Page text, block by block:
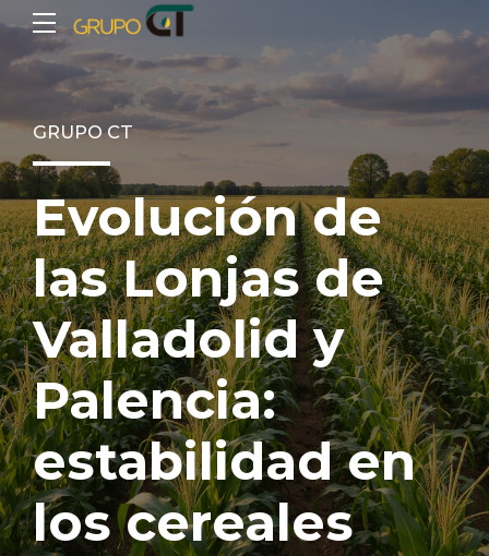
GRUPO CT
Evolución de
las Lonjas de
Valladolid y
Palencia:
estabilidad en
los cereales